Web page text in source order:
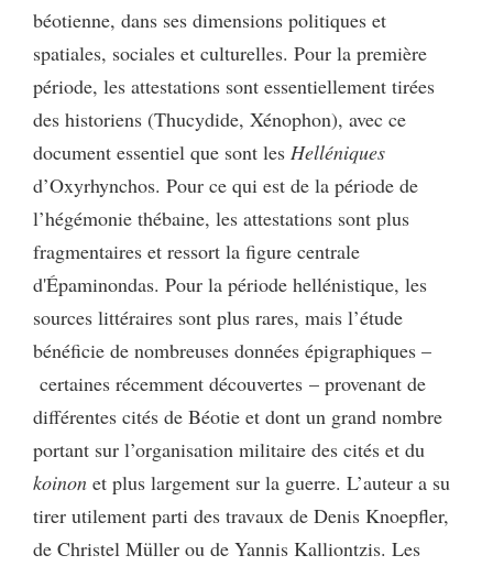
béotienne, dans ses dimensions politiques et
spatiales, sociales et culturelles. Pour la première
période, les attestations sont essentiellement tirées
des historiens (Thucydide, Xénophon), avec ce
document essentiel que sont les Helléniques
d’Oxyrhynchos. Pour ce qui est de la période de
l’hégémonie thébaine, les attestations sont plus
fragmentaires et ressort la figure centrale
d'Épaminondas. Pour la période hellénistique, les
sources littéraires sont plus rares, mais l’étude
bénéficie de nombreuses données épigraphiques –
certaines récemment découvertes – provenant de
différentes cités de Béotie et dont un grand nombre
portant sur l’organisation militaire des cités et du
koinon et plus largement sur la guerre. L’auteur a su
tirer utilement parti des travaux de Denis Knoepfler,
de Christel Müller ou de Yannis Kalliontzis. Les